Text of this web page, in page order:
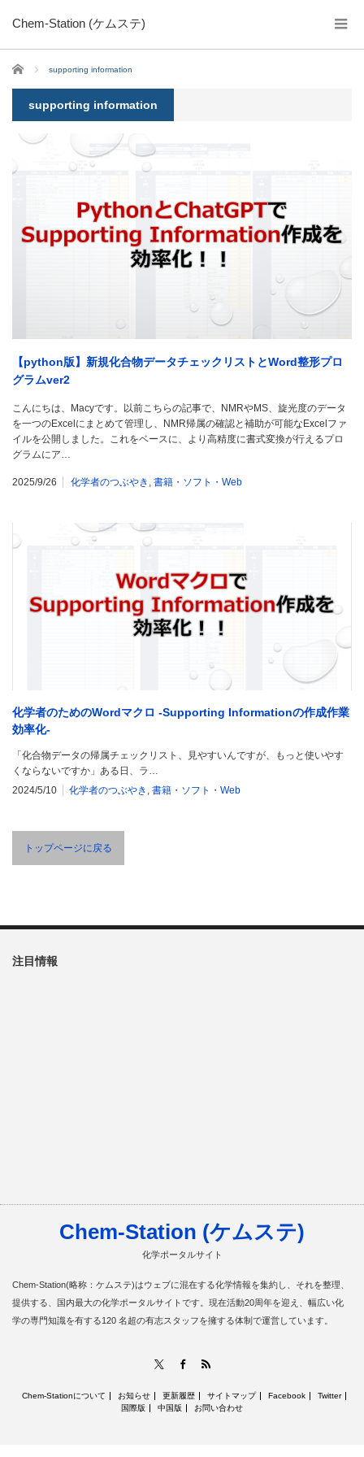
Chem-Station (ケムステ)
ホーム supporting information
supporting information
【python版】新規化合物データチェックリストとWord整形プロ
グラムver2
こんにちは、Macyです。以前こちらの記事で、NMRやMS、旋光度のデータ
を一つのExcelにまとめて管理し、NMR帰属の確認と補助が可能なExcelファ
イルを公開しました。これをベースに、より高精度に書式変換が行えるプロ
グラムにア…
2025/9/26 化学者のつぶやき , 書籍・ソフト・Web
化学者のためのWordマクロ -Supporting Informationの作成作業
効率化-
「化合物データの帰属チェックリスト、見やすいんですが、もっと使いやす
くならないですか」ある日、ラ…
2024/5/10
化学者のつぶやき 書籍・ソフト・Web
トップページに戻る
注目情報
Chem-Station (ケムステ)
化学ポータルサイト
Chem-Station(略称：ケムステ)はウェブに混在する化学情報を集約し、それを整理、
提供する、国内最大の化学ポータルサイトです。現在活動20周年を迎え、幅広い化
学の専門知識を有する120 名超の有志スタッフを擁する体制で運営しています。
Facebook
Chem-Stationについて お知らせ 更新履歴 サイトマップ Facebook
Twitter
国際版
中国版 お問い合わせ